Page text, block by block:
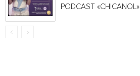
PODCAST «CHICANOL»